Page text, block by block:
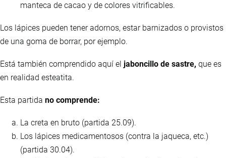
manteca de cacao y de colores vitrificables.
Los lápices pueden tener adornos, estar barnizados o provistos
de una goma de borrar, por ejemplo.
Está también comprendido aquí el jaboncillo de sastre, que es
en realidad esteatita.
Esta partida no comprende:
La creta en bruto (partida 25.09).
Los lápices medicamentosos (contra la jaqueca, etc.)
(partida 30.04).